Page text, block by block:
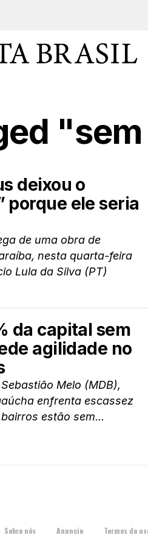
deixou o
porque ele seria
de uma obra de
nesta quarta-feira
Lula da Silva (PT)
da capital sem
agilidade no
Melo (MDB),
enfrenta escassez
estão sem...
Sobre nós Anuncie Termos de